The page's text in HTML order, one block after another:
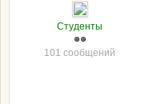
Студенты
101 сообщений